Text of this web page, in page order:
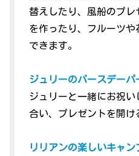
替えしたり、風船のプ
を作ったり、フルーツ
できます。
ジュリーのバースデーパ
ジュリーと一緒にお祝
合い、プレゼントを開け
リリアンの楽しいキャン